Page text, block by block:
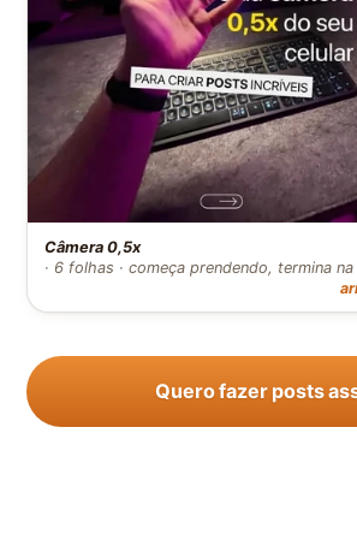
Câmera 0,5x
· 6 folhas · começa prendendo, termina
Quero fazer posts